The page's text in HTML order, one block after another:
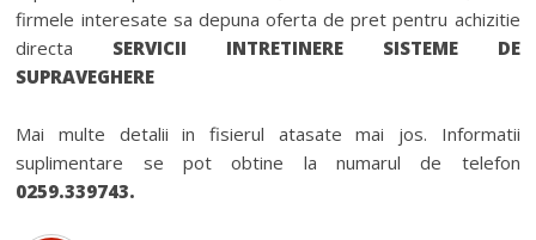
firmele interesate sa depuna oferta de pret pentru achizitie
directa SERVICII INTRETINERE SISTEME DE
SUPRAVEGHERE
Mai multe detalii in fisierul atasate mai jos. Informatii
suplimentare se pot obtine la numarul de telefon
0259.339743.